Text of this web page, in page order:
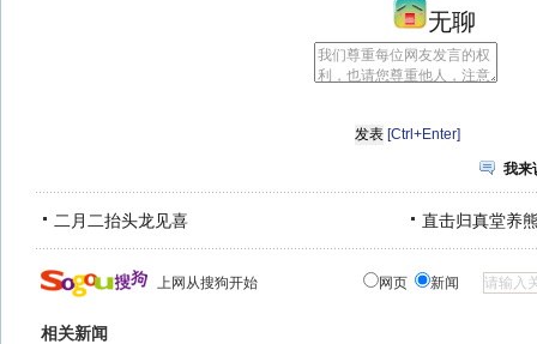
无聊
[Ctrl+Enter]
我来
二月二抬头龙见喜 直击归真堂养
上网从搜狗开始 网页 新闻
相关新闻